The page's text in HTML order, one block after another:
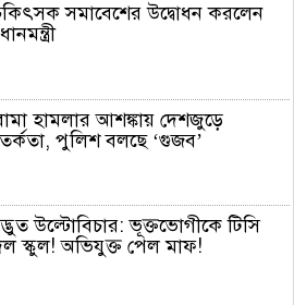
সমাবেশের উদ্বোধন করলেন
হামলার আশঙ্কায় দেশজুড়ে
পুলিশ বলছে ‘গুজব’
উল্টোবিচার: ভূক্তভোগীকে টিসি
স্কুল! অভিযুক্ত পেল মাফ!